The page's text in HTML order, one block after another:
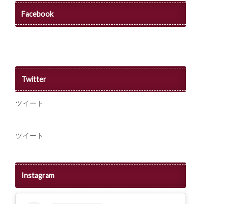
Facebook
Twitter
ツイート
ツイート
Instagram